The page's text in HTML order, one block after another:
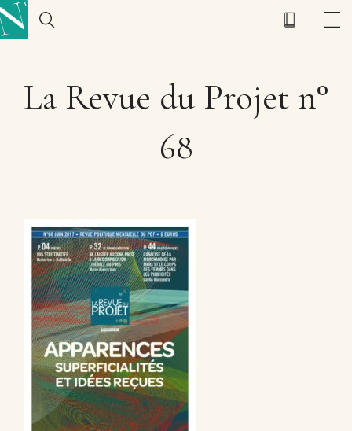
La Revue du Projet n°
68